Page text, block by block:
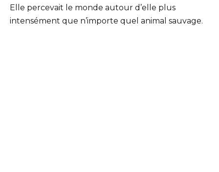
Elle percevait le monde autour d’elle plus
intensément que n’importe quel animal sauvage.